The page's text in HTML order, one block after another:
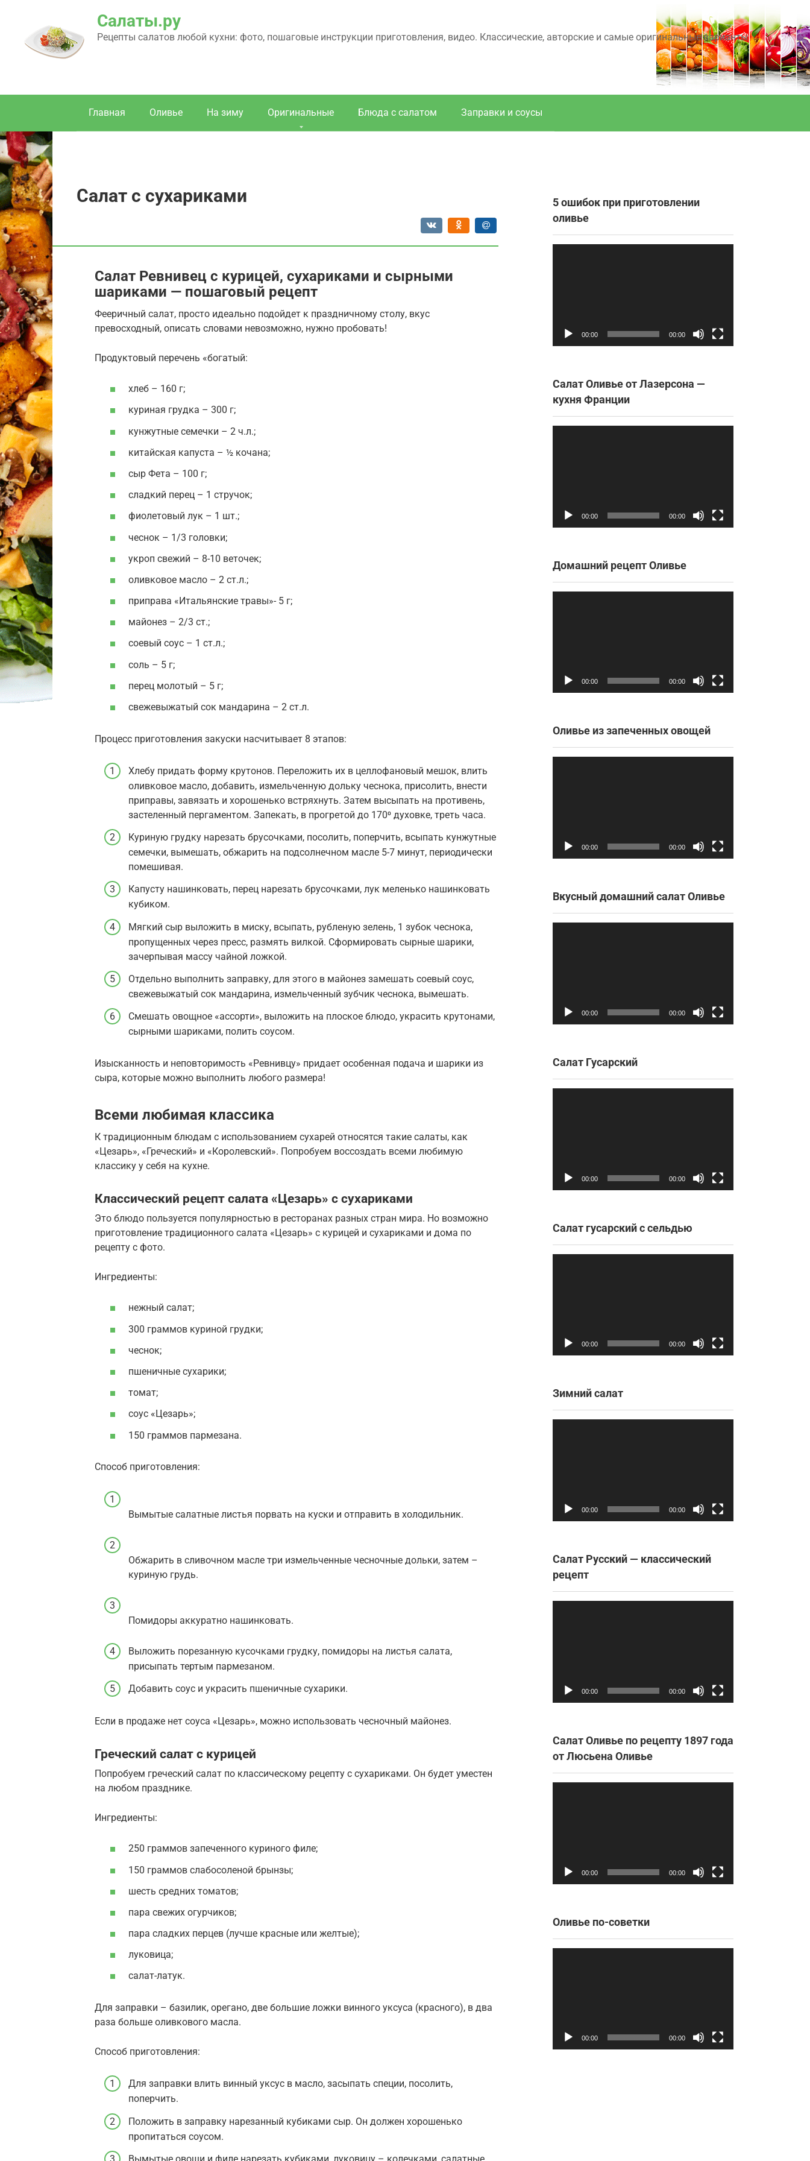
контенту
Салаты.ру
Рецепты салатов любой кухни: фото, пошаговые инструкции приготовления, видео. Классические, авторские и самые оригинальные варианты
Главная Оливье На зиму Оригинальные Блюда с салатом Заправки и соусы
Салат с сухариками
Салат Ревнивец с курицей, сухариками и сырными
шариками — пошаговый рецепт
Фееричный салат, просто идеально подойдет к праздничному столу, вкус
превосходный, описать словами невозможно, нужно пробовать!
Продуктовый перечень «богатый:
хлеб – 160 г;
куриная грудка – 300 г;
кунжутные семечки – 2 ч.л.;
китайская капуста – ½ кочана;
сыр Фета – 100 г;
сладкий перец – 1 стручок;
фиолетовый лук – 1 шт.;
чеснок – 1/3 головки;
укроп свежий – 8-10 веточек;
оливковое масло – 2 ст.л.;
приправа «Итальянские травы»- 5 г;
майонез – 2/3 ст.;
соевый соус – 1 ст.л.;
соль – 5 г;
перец молотый – 5 г;
свежевыжатый сок мандарина – 2 ст.л.
Процесс приготовления закуски насчитывает 8 этапов:
Хлебу придать форму крутонов. Переложить их в целлофановый мешок, влить
оливковое масло, добавить, измельченную дольку чеснока, присолить, внести
приправы, завязать и хорошенько встряхнуть. Затем высыпать на противень,
застеленный пергаментом. Запекать, в прогретой до 170⁰ духовке, треть часа.
Куриную грудку нарезать брусочками, посолить, поперчить, всыпать кунжутные
семечки, вымешать, обжарить на подсолнечном масле 5-7 минут, периодически
помешивая.
Капусту нашинковать, перец нарезать брусочками, лук меленько нашинковать
кубиком.
Мягкий сыр выложить в миску, всыпать, рубленую зелень, 1 зубок чеснока,
пропущенных через пресс, размять вилкой. Сформировать сырные шарики,
зачерпывая массу чайной ложкой.
Отдельно выполнить заправку, для этого в майонез замешать соевый соус,
свежевыжатый сок мандарина, измельченный зубчик чеснока, вымешать.
Смешать овощное «ассорти», выложить на плоское блюдо, украсить крутонами,
сырными шариками, полить соусом.
Изысканность и неповторимость «Ревнивцу» придает особенная подача и шарики из
сыра, которые можно выполнить любого размера!
Всеми любимая классика
К традиционным блюдам с использованием сухарей относятся такие салаты, как
«Цезарь», «Греческий» и «Королевский». Попробуем воссоздать всеми любимую
классику у себя на кухне.
Классический рецепт салата «Цезарь» с сухариками
Это блюдо пользуется популярностью в ресторанах разных стран мира. Но возможно
приготовление традиционного салата «Цезарь» с курицей и сухариками и дома по
рецепту с фото.
Ингредиенты:
нежный салат;
300 граммов куриной грудки;
чеснок;
пшеничные сухарики;
томат;
соус «Цезарь»;
150 граммов пармезана.
Способ приготовления:
Вымытые салатные листья порвать на куски и отправить в холодильник.
Обжарить в сливочном масле три измельченные чесночные дольки, затем –
куриную грудь.
Помидоры аккуратно нашинковать.
Выложить порезанную кусочками грудку, помидоры на листья салата,
присыпать тертым пармезаном.
Добавить соус и украсить пшеничные сухарики.
Если в продаже нет соуса «Цезарь», можно использовать чесночный майонез.
Греческий салат с курицей
Попробуем греческий салат по классическому рецепту с сухариками. Он будет уместен
на любом празднике.
Ингредиенты:
250 граммов запеченного куриного филе;
150 граммов слабосоленой брынзы;
шесть средних томатов;
пара свежих огурчиков;
пара сладких перцев (лучше красные или желтые);
луковица;
салат-латук.
Для заправки – базилик, орегано, две большие ложки винного уксуса (красного), в два
раза больше оливкового масла.
Способ приготовления:
Для заправки влить винный уксус в масло, засыпать специи, посолить,
поперчить.
Положить в заправку нарезанный кубиками сыр. Он должен хорошенько
пропитаться соусом.
5 ошибок при приготовлении
оливье
00:00 00:00
Салат Оливье от Лазерсона —
кухня Франции
00:00 00:00
Домашний рецепт Оливье
00:00 00:00
Оливье из запеченных овощей
00:00 00:00
Вкусный домашний салат Оливье
00:00 00:00
Салат Гусарский
00:00 00:00
Салат гусарский с сельдью
00:00 00:00
Зимний салат
00:00 00:00
Салат Русский — классический
рецепт
00:00 00:00
Салат Оливье по рецепту 1897 года
от Люсьена Оливье
00:00 00:00
Оливье по-советки
00:00 00:00